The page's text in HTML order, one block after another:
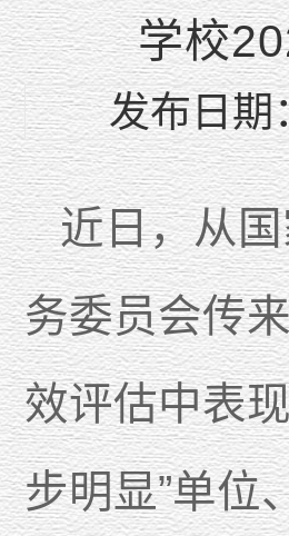
学校
发布日
近日，从
务委员会传
效评估中表
步明显”单位